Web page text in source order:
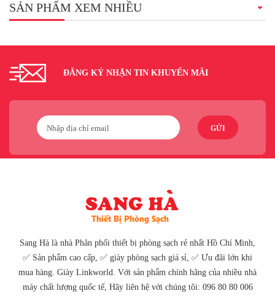
SẢN PHẨM XEM NHIỀU
ĐĂNG KÝ NHẬN TIN KHUYẾN MÃI
GỬI
Sang Hà là nhà Phân phối thiết bị phòng sạch rẻ nhất Hồ Chí Minh,
✅ Sản phẩm cao cấp, ✅ giày phòng sạch giá sỉ, ✅ Ưu đãi lớn khi
mua hàng. Giày Linkworld. Với sản phẩm chính hãng của nhiều nhà
máy chất lượng quốc tế, Hãy liên hệ với chúng tôi: 096 80 80 006